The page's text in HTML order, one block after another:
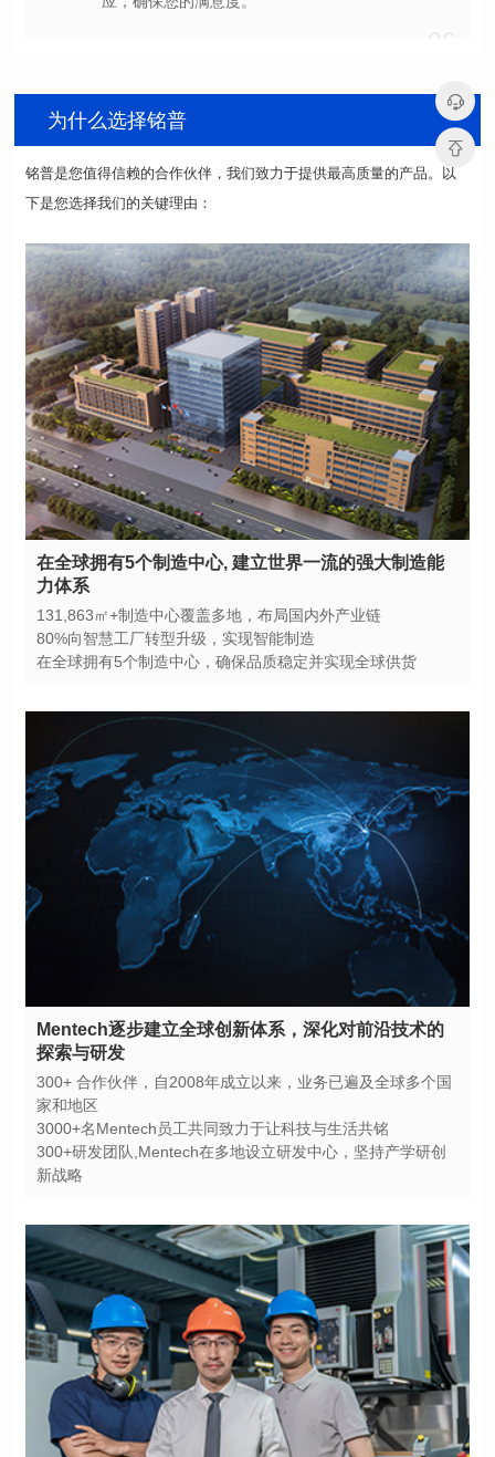
为什么选择铭普
下是您选择我们的关键理由：
力体系
131,863㎡+制造中心覆盖多地，布局国内外产业链
80%向智慧工厂转型升级，实现智能制造
在全球拥有5个制造中心，确保品质稳定并实现全球供货
探索与研发
家和地区
3000+名Mentech员工共同致力于让科技与生活共铭
新战略